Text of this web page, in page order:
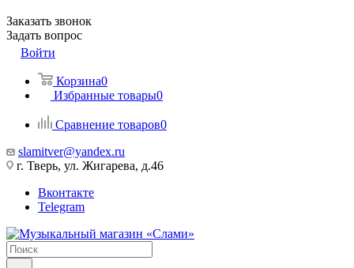
Заказать звонок
Задать вопрос
Войти
Корзина0
Избранные товары0
Сравнение товаров0
slamitver@yandex.ru
г. Тверь, ул. Жигарева, д.46
Вконтакте
Telegram